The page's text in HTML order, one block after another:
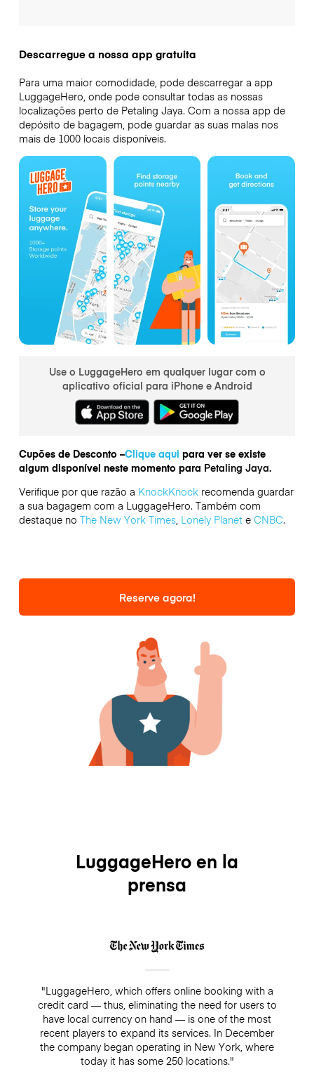
Descarregue a nossa app gratuita
Para uma maior comodidade, pode descarregar a app
LuggageHero, onde pode consultar todas as nossas
localizações perto de Petaling Jaya. Com a nossa app de
depósito de bagagem, pode guardar as suas malas nos
mais de 1000 locais disponíveis.
Use o LuggageHero em qualquer lugar com o
aplicativo oficial para iPhone e Android
Cupões de Desconto –Clique aqui para ver se existe
algum disponível neste momento para Petaling Jaya.
Verifique por que razão a KnockKnockrecomenda guardar
a sua bagagem com a LuggageHero. Também com
destaque no The New York Times, Lonely Planete CNBC.
Reserve agora!
LuggageHero en la
prensa
"LuggageHero, which offers online booking with a
credit card — thus, eliminating the need for users to
have local currency on hand — is one of the most
recent players to expand its services. In December
the company began operating in New York, where
today it has some 250 locations."